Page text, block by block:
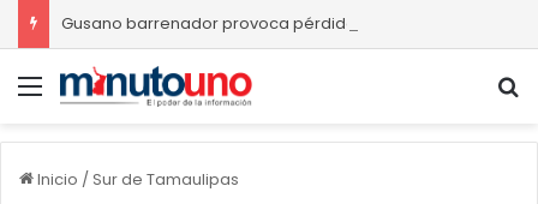
Menú
Inicio /Sur de Tamaulipas